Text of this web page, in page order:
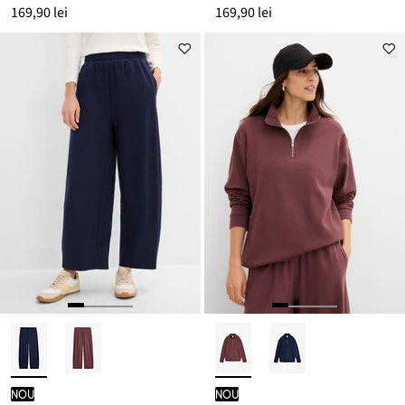
169,90 lei 169,90 lei
nou nou